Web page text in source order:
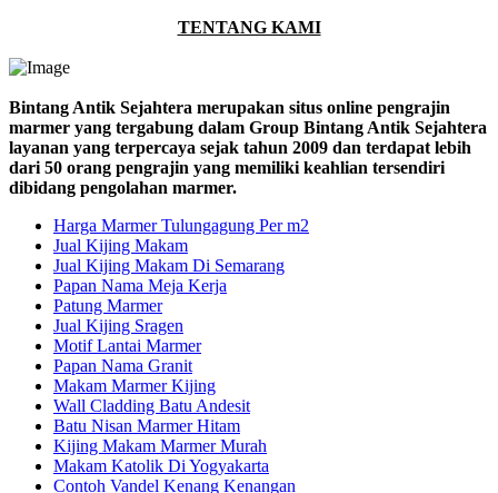
TENTANG KAMI
Bintang Antik Sejahtera merupakan situs online pengrajin
marmer yang tergabung dalam Group Bintang Antik Sejahtera
layanan yang terpercaya sejak tahun 2009 dan terdapat lebih
dari 50 orang pengrajin yang memiliki keahlian tersendiri
dibidang pengolahan marmer.
Harga Marmer Tulungagung Per m2
Jual Kijing Makam
Jual Kijing Makam Di Semarang
Papan Nama Meja Kerja
Patung Marmer
Jual Kijing Sragen
Motif Lantai Marmer
Papan Nama Granit
Makam Marmer Kijing
Wall Cladding Batu Andesit
Batu Nisan Marmer Hitam
Kijing Makam Marmer Murah
Makam Katolik Di Yogyakarta
Contoh Vandel Kenang Kenangan